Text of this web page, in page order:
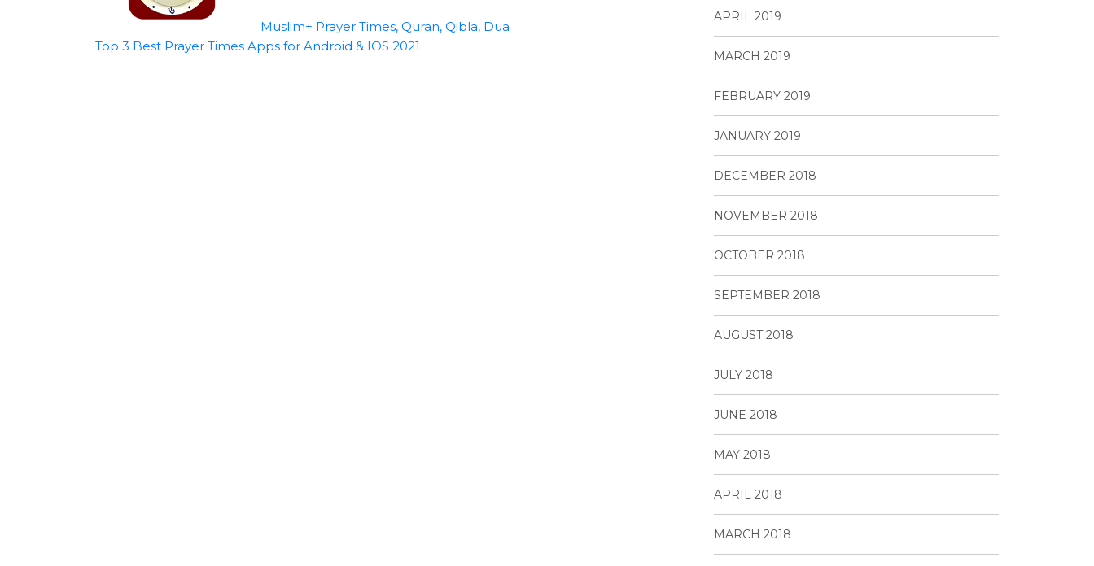
Muslim+ Prayer Times, Quran, Qibla, Dua
Top 3 Best Prayer Times Apps for Android & IOS 2021
APRIL 2019
MARCH 2019
FEBRUARY 2019
JANUARY 2019
DECEMBER 2018
NOVEMBER 2018
OCTOBER 2018
SEPTEMBER 2018
AUGUST 2018
JULY 2018
JUNE 2018
MAY 2018
APRIL 2018
MARCH 2018